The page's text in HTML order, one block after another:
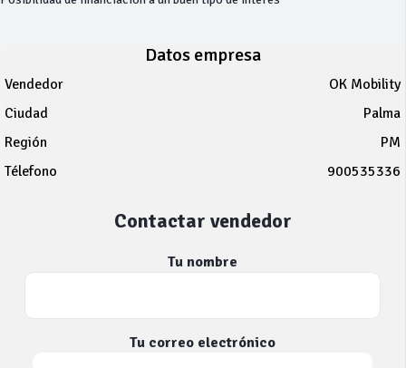
Datos empresa
Vendedor
OK Mobility
Ciudad
Palma
Región
PM
Télefono
900535336
Contactar vendedor
Tu nombre
Tu correo electrónico